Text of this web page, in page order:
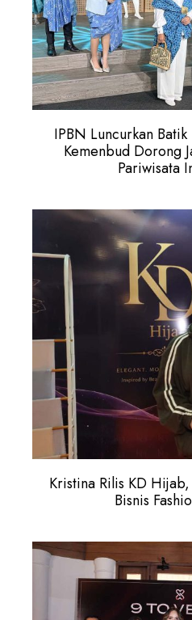
IPBN Luncurkan
Kemenbud Dorong
Pariwisata
Kristina Rilis KD
Bisnis